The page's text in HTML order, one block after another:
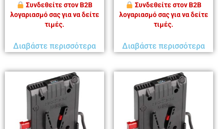
Συνδεθείτε στον B2B
λογαριασμό σας για να δείτε
τιμές.
Διαβάστε περισσότερα
Συνδεθείτε στον B2B
λογαριασμό σας για να δείτε
τιμές.
Διαβάστε περισσότερα